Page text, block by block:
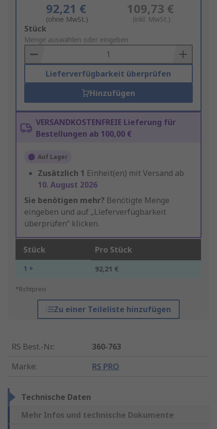
92,21 €
(ohne MwSt.)
109,73 €
(inkl. MwSt.)
Add
to
Basket
Stück
Menge auswählen oder eingeben
Lieferverfügbarkeit überprüfen
Hinzufügen
VERSANDKOSTENFREIE Lieferung für
Bestellungen ab 100,00 €
Auf Lager
Zusätzlich 1 Einheit(en) mit Versand ab
10. August 2026
Sie benötigen mehr? Benötigte Menge
eingeben und auf „Lieferverfügbarkeit
überprüfen“ klicken.
Stück Pro Stück
1 + 92,21 €
*Richtpreis
Zu einer Teileliste hinzufügen
RS Best.-Nr.:
360-763
Marke: RS PRO
Technische Daten
Mehr Infos und technische Dokumente